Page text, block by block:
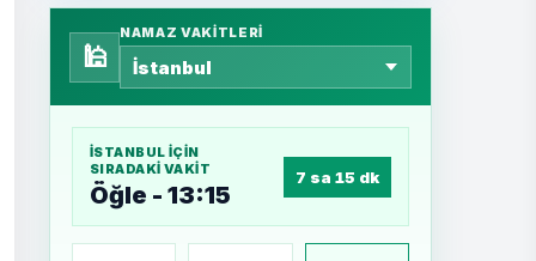
🕌
NAMAZ VAKITLERI
İSTANBUL IÇIN
SIRADAKI VAKIT
Öğle - 13:15
7 sa 15 dk